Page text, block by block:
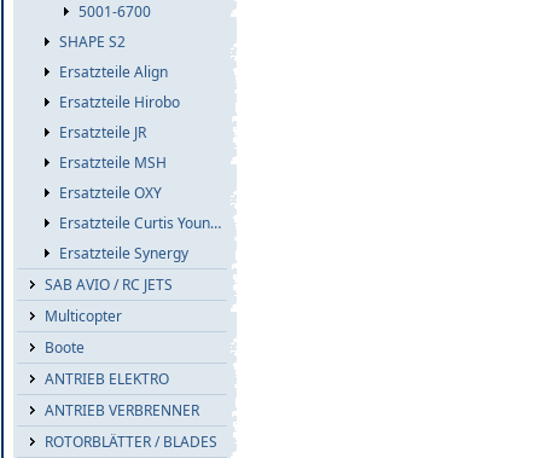
5001-6700
SHAPE S2
Ersatzteile Align
Ersatzteile Hirobo
Ersatzteile JR
Ersatzteile MSH
Ersatzteile OXY
Ersatzteile Curtis Youngblood
Ersatzteile Synergy
SAB AVIO / RC JETS
Multicopter
Boote
ANTRIEB ELEKTRO
ANTRIEB VERBRENNER
ROTORBLÄTTER / BLADES